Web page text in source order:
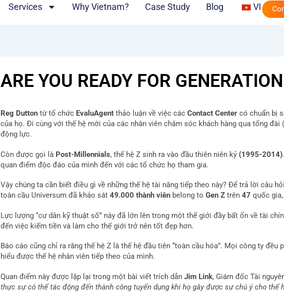
Services Why Vietnam? Case Study Blog VI
ARE YOU READY FOR
Reg Dutton từ tổ chức EvaluAgent thảo luận về việc cácContact Center có chuẩn bị
của họ. Đi cùng với thế hệ mới của các nhân viên chăm sóc khách hàng qua tổng
động lực.
Còn được gọi là Post-Millennials, thế hệ Z sinh ra vào đầu thiên niên kỷ (1995-2014)
quan điểm độc đáo của mình đến với các tổ chức họ tham gia.
Vậy chúng ta cần biết điều gì về những thế hệ tài năng tiếp theo này? Để trả lời câu
toàn cầu Universum đã khảo sát49.000 thành viên belong toGen Z trên47 quốc
Lực lượng “cư dân kỹ thuật số” này đã lớn lên trong một thế giới đầy bất ổn về tài
đến việc kiếm tiền và làm cho thế giới trở nên tốt đẹp hơn.
Báo cáo cũng chỉ ra răng thế hệ Z là thế hệ đầu tiên “toàn cầu hóa”. Mọi công ty đều
hiểu được thế hệ nhân viên tiếp theo của mình.
Quan điểm này được lặp lại trong một bài viết trích dẫnJim Link, Giám đốc Tài
thực sự có thể tác động đến thành công tuyển dụng khi họ gây được sự chú ý cho thế